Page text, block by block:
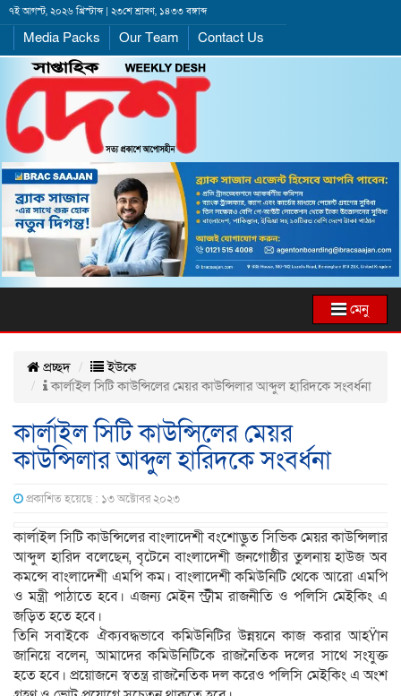
৭ই আগস্ট, ২০২৬ খ্রিস্টাব্দ | ২৩শে শ্রাবণ, ১৪৩৩ বঙ্গাব্দ
Media Packs Our Team Contact Us
মেনু
প্রচ্ছদ
ইউকে
কার্লাইল সিটি কাউন্সিলের মেয়র কাউন্সিলার আব্দুল হারিদকে সংবর্ধনা
কার্লাইল সিটি কাউন্সিলের মেয়র
কাউন্সিলার আব্দুল হারিদকে সংবর্ধনা
প্রকাশিত হয়েছে : ১৩ অক্টোবর ২০২৩
কার্লাইল সিটি কাউন্সিলের বাংলাদেশী বংশোদ্ভুত সিভিক মেয়র কাউন্সিলার
আব্দুল হারিদ বলেছেন, বৃটেনে বাংলাদেশী জনগোষ্ঠীর তুলনায় হাউজ অব
কমন্সে বাংলাদেশী এমপি কম। বাংলাদেশী কমিউনিটি থেকে আরো এমপি
ও মন্ত্রী পাঠাতে হবে। এজন্য মেইন স্ট্রীম রাজনীতি ও পলিসি মেইকিং এ
জড়িত হতে হবে।
তিনি সবাইকে ঐক্যবদ্ধভাবে কমিউনিটির উন্নয়নে কাজ করার আহŸান
জানিয়ে বলেন, আমাদের কমিউনিটিকে রাজনৈতিক দলের সাথে সংযুক্ত
হতে হবে। প্রয়োজনে স্বতন্ত্র রাজনৈতিক দল করেও পলিসি মেইকিং এ অংশ